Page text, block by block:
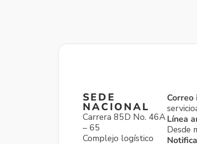
SEDE
NACIONAL
Carrera 85D No. 46A
– 65
Complejo logístico
Línea
Desde